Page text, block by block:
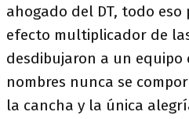
ahogado del DT, todo
efecto multiplicador de
desdibujaron a un equipo
nombres nunca se
la cancha y la única